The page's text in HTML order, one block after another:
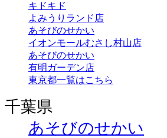
キドキド
よみうりランド店
あそびのせかい
イオンモールむさし村山店
あそびのせかい
有明ガーデン店
東京都一覧はこちら
千葉県
あそびのせかい